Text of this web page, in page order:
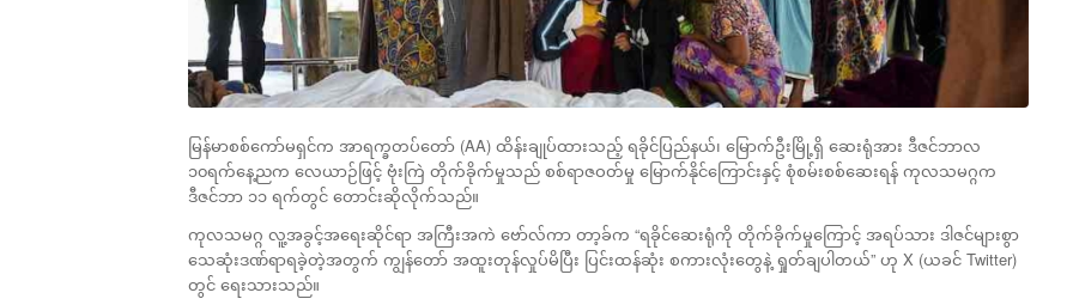
မြန်မာစစ်ကော်မရှင်က အာရက္ခတပ်တော် (AA) ထိန်းချုပ်ထားသည့် ရခိုင်ပြည်နယ်၊ မြောက်ဦးမြို့ရှိ ဆေးရုံအား ဒီဇင်ဘာလ
၁၀ရက်နေ့ညက လေယာဉ်ဖြင့် ဗုံးကြဲ တိုက်ခိုက်မှုသည် စစ်ရာဇဝတ်မှု မြောက်နိုင်ကြောင်းနှင့် စုံစမ်းစစ်ဆေးရန် ကုလသမဂ္ဂက
ဒီဇင်ဘာ ၁၁ ရက်တွင် တောင်းဆိုလိုက်သည်။
ကုလသမဂ္ဂ လူ့အခွင့်အရေးဆိုင်ရာ အကြီးအကဲ ဗော်လ်ကာ တာ့ခ်က “ရခိုင်ဆေးရုံကို တိုက်ခိုက်မှုကြောင့် အရပ်သား ဒါဇင်များစွာ
သေဆုံးဒဏ်ရာရခဲ့တဲ့အတွက် ကျွန်တော် အထူးတုန်လှုပ်မိပြီး ပြင်းထန်ဆုံး စကားလုံးတွေနဲ့ ရှုတ်ချပါတယ်” ဟု X (ယခင် Twitter)
တွင် ရေးသားသည်။